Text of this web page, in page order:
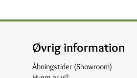
Øvrig information
Åbningstider (Showroom)